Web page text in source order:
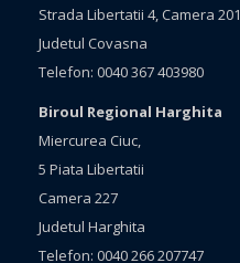
Strada Libertatii 4, Camera 201
Judetul Covasna
Telefon: 0040 367 403980
Biroul Regional Harghita
Miercurea Ciuc,
5 Piata Libertatii
Camera 227
Judetul Harghita
Telefon: 0040 266 207747